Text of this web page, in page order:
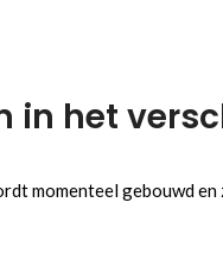
in het
momenteel gebouwd